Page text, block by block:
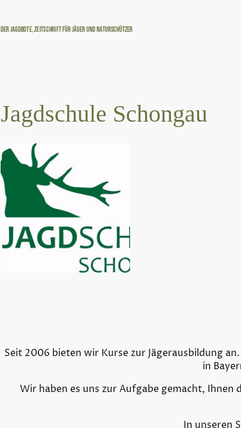
Der Jagdbote, Zeitschrift für Jäger und Naturschützer
Jagdschule Schongau
Seit 2006 bieten wir Kurse zur Jägerausbildung
in
Wir haben es uns zur Aufgabe gemacht,
In unseren